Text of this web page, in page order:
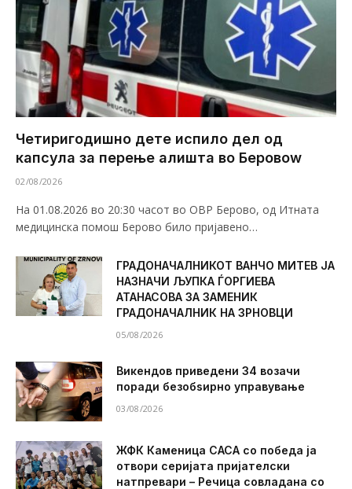
Четиригодишно дете испило дел од
капсула за перење алишта во Беровоw
02/08/2026
На 01.08.2026 во 20:30 часот во ОВР Берово, од Итната
медицинска помош Берово било пријавено…
ГРАДОНАЧАЛНИКОТ ВАНЧО МИТЕВ ЈА
НАЗНАЧИ ЉУПКА ЃОРГИЕВА
АТАНАСОВА ЗА ЗАМЕНИК
ГРАДОНАЧАЛНИК НА ЗРНОВЦИ
05/08/2026
Викендов приведени 34 возачи
поради безобѕирно управување
03/08/2026
ЖФК Каменица САСА со победа ја
отвори серијата пријателски
натпревари – Речица совладана со